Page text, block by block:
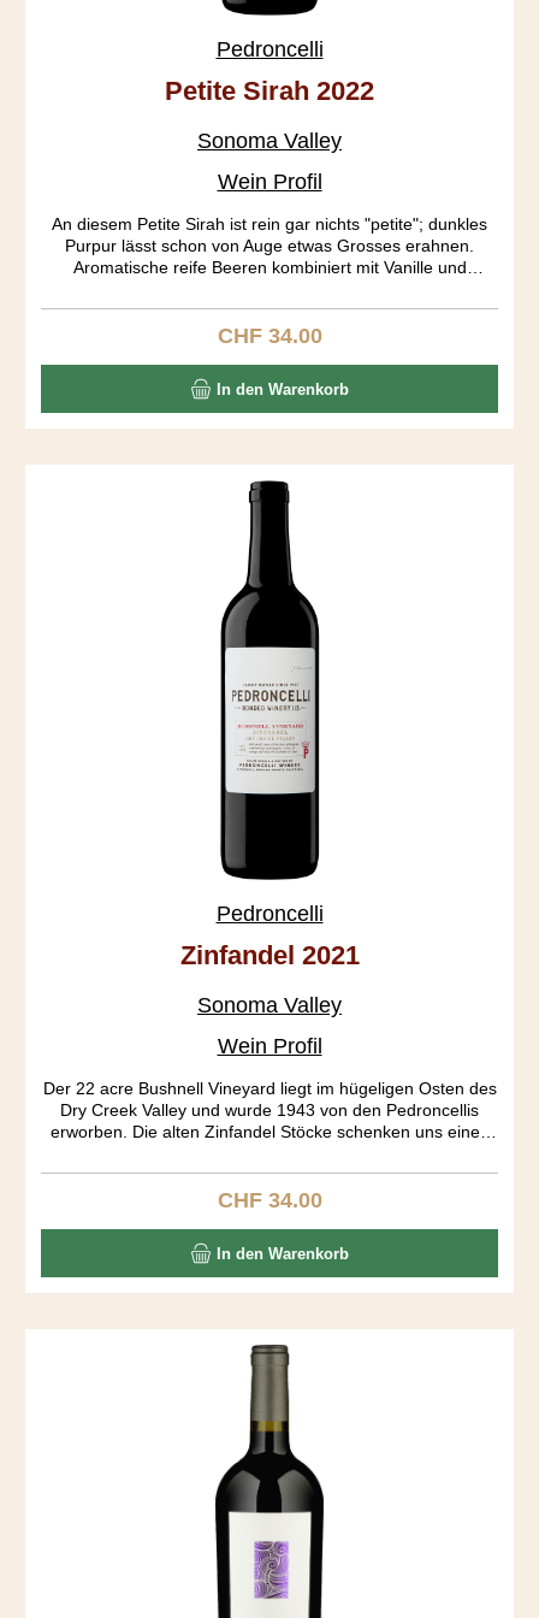
Pedroncelli
Petite Sirah 2022
Sonoma Valley
Wein Profil
An diesem Petite Sirah ist rein gar nichts "petite"; dunkles
Purpur lässt schon von Auge etwas Grosses erahnen.
Aromatische reife Beeren kombiniert mit Vanille und
entwickeln sich Heidelbeer, dunkle Schokolade und Pfeffer.
Full body mit einem gerüttelt Mass an Tanninen und ein
Regulärer Preis:
CHF 34.00
In den Warenkorb
Pedroncelli
Zinfandel 2021
Sonoma Valley
Wein Profil
Der 22 acre Bushnell Vineyard liegt im hügeligen Osten des
Dry Creek Valley und wurde 1943 von den Pedroncellis
erworben. Die alten Zinfandel Stöcke schenken uns einen
Himbeer, Muskat, Zimt, Toast und Vanille. Grosser Körper.
Auffallend wie trocken dieser Zin ist, der ja üblicherweise
müssen alle aus dem einzeln bezeichneten Rebberg
kommen. Solche Weine haben Kultstatus - so wie der
Pedoncelli Bushnell Zinfandel.
Regulärer Preis:
CHF 34.00
In den Warenkorb